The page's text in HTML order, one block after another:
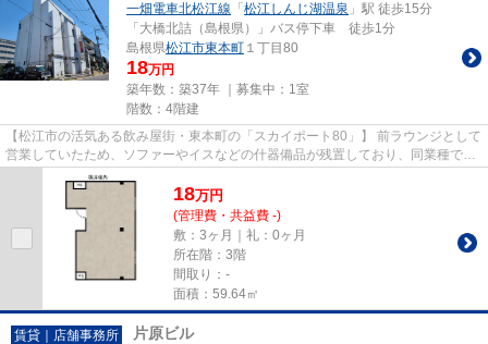
一畑電車北松江線 「 松江しんじ湖温泉 」駅 徒歩15分
「大橋北詰（島根県）」バス停下車 徒歩1分
島根県松江市東本町 １丁目80
18万円
築年数：築37年 ｜募集中： 1室
階数：4階建
【松江市の活気ある飲み屋街・東本町の「スカイポート80」】 前ラウンジとして
営業していたため、ソファーやイスなどの什器備品が残置しており、同業種であ
れば軽いリフォームで即営業...
18万円
(管理費・共益費 -)
敷：3ヶ月｜礼：0ヶ月
所在階：3階
間取り：-
面積：59.64㎡
賃貸｜店舗事務所 片原ビル